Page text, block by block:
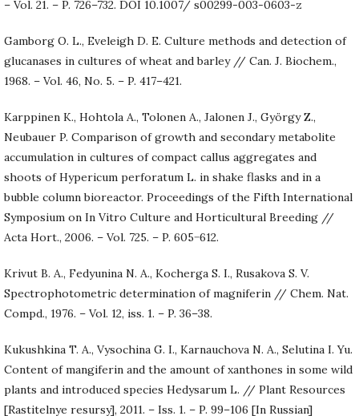
– Vol. 21. – P. 726–732. DOI 10.1007/ s00299-003-0603-z
Gamborg O. L., Eveleigh D. E. Culture methods and detection of
glucanases in cultures of wheat and barley // Can. J. Biochem.,
1968. – Vol. 46, No. 5. – P. 417–421.
Karppinen K., Hohtola A., Tolonen A., Jalonen J., György Z.,
Neubauer P. Comparison of growth and secondary metabolite
accumulation in cultures of compact callus aggregates and
shoots of Hypericum perforatum L. in shake flasks and in a
bubble column bioreactor. Proceedings of the Fifth International
Symposium on In Vitro Culture and Horticultural Breeding //
Acta Hort., 2006. – Vol. 725. – P. 605−612.
Krivut B. A., Fedyunina N. A., Kocherga S. I., Rusakova S. V.
Spectrophotometric determination of magniferin // Chem. Nat.
Compd., 1976. – Vol. 12, iss. 1. – P. 36–38.
Kukushkina T. A., Vysochina G. I., Karnauchova N. A., Selutina I. Yu.
Content of mangiferin and the amount of xanthones in some wild
plants and introduced species Hedysarum L. // Plant Resources
[Rastitelnye resursy], 2011. – Iss. 1. – P. 99–106 [In Russian]